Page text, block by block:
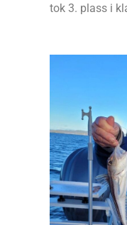
tok 3. plass i